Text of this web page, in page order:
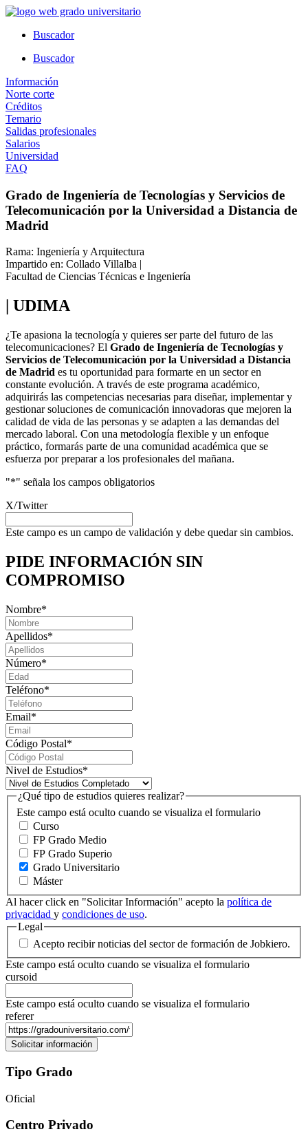
Ir
contenidoBuscador
Buscador
Información
Norte corte
Créditos
Temario
Salidas profesionales
Salarios
Universidad
FAQ
Grado de Ingeniería de Tecnologías y Servicios de
Telecomunicación por la Universidad a Distancia de
Madrid
Rama: Ingeniería y Arquitectura
Impartido en: Collado Villalba |
Facultad de Ciencias Técnicas e Ingeniería
| UDIMA
¿Te apasiona la tecnología y quieres ser parte del futuro de las
telecomunicaciones? El Grado de Ingeniería de Tecnologías y
Servicios de Telecomunicación por la Universidad a Distancia
de Madrid es tu oportunidad para formarte en un sector en
constante evolución. A través de este programa académico,
adquirirás las competencias necesarias para diseñar, implementar y
gestionar soluciones de comunicación innovadoras que mejoren la
calidad de vida de las personas y se adapten a las demandas del
mercado laboral. Con una metodología flexible y un enfoque
práctico, formarás parte de una comunidad académica que se
esfuerza por preparar a los profesionales del mañana.
"*" señala los campos obligatorios
X/Twitter
Este campo es un campo de validación y debe quedar sin cambios.
PIDE INFORMACIÓN SIN
COMPROMISO
Nombre*
Apellidos*
Número*
Teléfono*
Email*
Código Postal*
Nivel de Estudios*
Este campo está oculto cuando se visualiza el formulario
¿Qué tipo de estudios quieres realizar?
Curso
FP Grado Medio
FP Grado Superio
Grado Universitario
Máster
Al hacer click en "Solicitar Información" acepto la política de
privacidad y condiciones de uso.
Legal
Acepto recibir noticias del sector de formación de Jobkiero.
Este campo está oculto cuando se visualiza el formulario
cursoid
Este campo está oculto cuando se visualiza el formulario
referer
Tipo Grado
Oficial
Centro Privado